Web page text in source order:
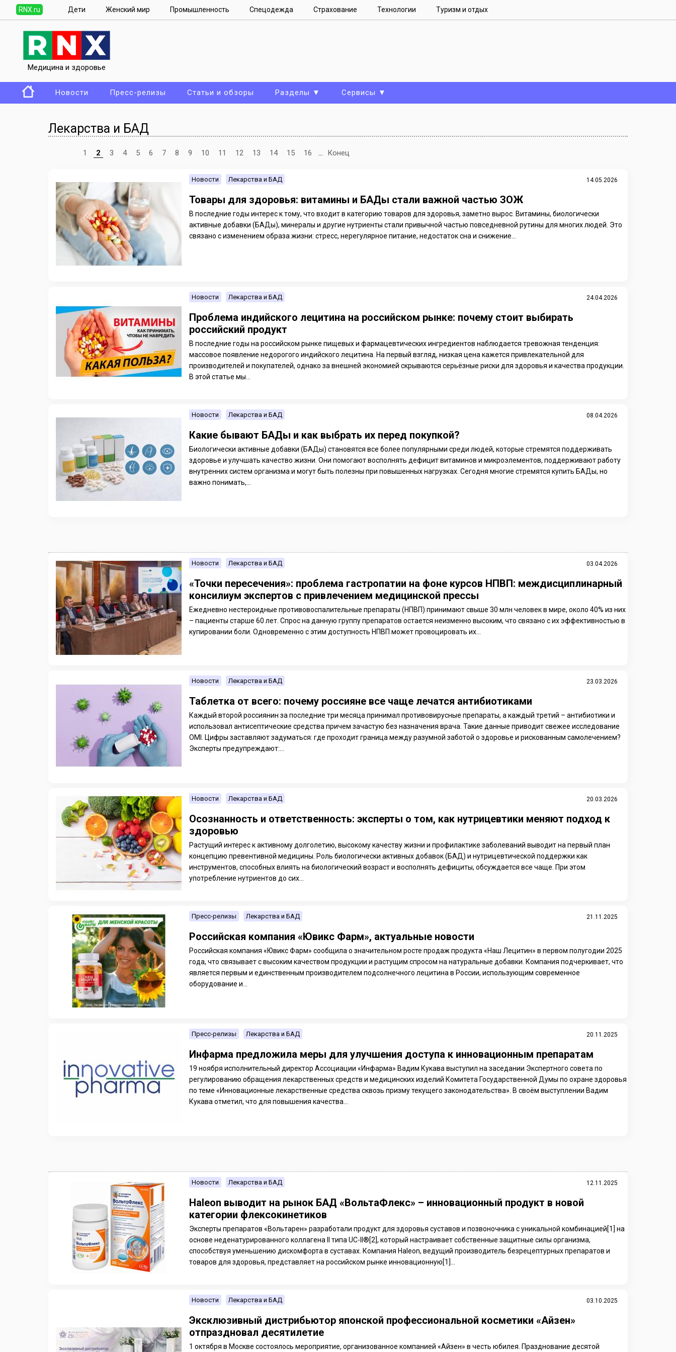
RNX.ru Дети Женский мир Промышленность Спецодежда Страхование Технологии Туризм и отдых
Медицина и здоровье
Новости Пресс-релизы Статьи и обзоры Разделы ▼ Сервисы ▼
Лекарства и БАД
1 2 3 4 5 6 7 8 9 10 11 12 13 14 15 16 ... Конец
14.05.2026
Новости Лекарства и БАД
Товары для здоровья: витамины и БАДы стали важной частью ЗОЖ
В последние годы интерес к тому, что входит в категорию товаров для здоровья, заметно вырос. Витамины, биологически
активные добавки (БАДы), минералы и другие нутриенты стали привычной частью повседневной рутины для многих людей. Это
связано с изменением образа жизни: стресс, нерегулярное питание, недостаток сна и снижение...
24.04.2026
Новости Лекарства и БАД
Проблема индийского лецитина на российском рынке: почему стоит выбирать
российский продукт
В последние годы на российском рынке пищевых и фармацевтических ингредиентов наблюдается тревожная тенденция:
массовое появление недорогого индийского лецитина. На первый взгляд, низкая цена кажется привлекательной для
производителей и покупателей, однако за внешней экономией скрываются серьёзные риски для здоровья и качества продукции.
В этой статье мы...
08.04.2026
Новости Лекарства и БАД
Какие бывают БАДы и как выбрать их перед покупкой?
Биологически активные добавки (БАДы) становятся все более популярными среди людей, которые стремятся поддерживать
здоровье и улучшать качество жизни. Они помогают восполнять дефицит витаминов и микроэлементов, поддерживают работу
внутренних систем организма и могут быть полезны при повышенных нагрузках. Сегодня многие стремятся купить БАДы, но
важно понимать,...
03.04.2026
Новости Лекарства и БАД
«Точки пересечения»: проблема гастропатии на фоне курсов НПВП: междисциплинарный
консилиум экспертов с привлечением медицинской прессы
Ежедневно нестероидные противовоспалительные препараты (НПВП) принимают свыше 30 млн человек в мире, около 40% из них
– пациенты старше 60 лет. Спрос на данную группу препаратов остается неизменно высоким, что связано с их эффективностью в
купировании боли. Одновременно с этим доступность НПВП может провоцировать их...
23.03.2026
Новости Лекарства и БАД
Таблетка от всего: почему россияне все чаще лечатся антибиотиками
Каждый второй россиянин за последние три месяца принимал противовирусные препараты, а каждый третий – антибиотики и
использовал антисептические средства причем зачастую без назначения врача. Такие данные приводит свежее исследование
OMI. Цифры заставляют задуматься: где проходит граница между разумной заботой о здоровье и рискованным самолечением?
Эксперты предупреждают:...
20.03.2026
Новости Лекарства и БАД
Осознанность и ответственность: эксперты о том, как нутрицевтики меняют подход к
здоровью
Растущий интерес к активному долголетию, высокому качеству жизни и профилактике заболеваний выводит на первый план
концепцию превентивной медицины. Роль биологически активных добавок (БАД) и нутрицевтической поддержки как
инструментов, способных влиять на биологический возраст и восполнять дефициты, обсуждается все чаще. При этом
употребление нутриентов до сих...
21.11.2025
Пресс-релизы Лекарства и БАД
Российская компания «Ювикс Фарм», актуальные новости
Российская компания «Ювикс Фарм» сообщила о значительном росте продаж продукта «Наш Лецитин» в первом полугодии 2025
года, что связывает с высоким качеством продукции и растущим спросом на натуральные добавки. Компания подчеркивает, что
является первым и единственным производителем подсолнечного лецитина в России, использующим современное
оборудование и...
20.11.2025
Пресс-релизы Лекарства и БАД
Инфарма предложила меры для улучшения доступа к инновационным препаратам
19 ноября исполнительный директор Ассоциации «Инфарма» Вадим Кукава выступил на заседании Экспертного совета по
регулированию обращения лекарственных средств и медицинских изделий Комитета Государственной Думы по охране здоровья
по теме «Инновационные лекарственные средства сквозь призму текущего законодательства». В своём выступлении Вадим
Кукава отметил, что для повышения качества...
12.11.2025
Новости Лекарства и БАД
Haleon выводит на рынок БАД «ВольтаФлекс» – инновационный продукт в новой
категории флексокинетиков
Эксперты препаратов «Вольтарен» разработали продукт для здоровья суставов и позвоночника с уникальной комбинацией[1] на
основе неденатурированного коллагена II типа UC-II®[2], который настраивает собственные защитные силы организма,
способствуя уменьшению дискомфорта в суставах. Компания Haleon, ведущий производитель безрецептурных препаратов и
товаров для здоровья, представляет на российском рынке инновационную[1]...
03.10.2025
Новости Лекарства и БАД
Эксклюзивный дистрибьютор японской профессиональной косметики «Айзен»
отпраздновал десятилетие
1 октября в Москве состоялось мероприятие, организованное компанией «Айзен» в честь юбилея. Празднование десятой